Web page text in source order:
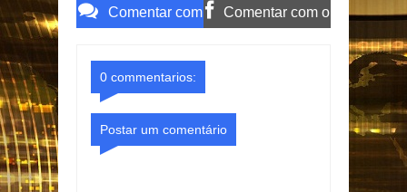
Comentar com Comentar com o
0 commentarios:
Postar um comentário